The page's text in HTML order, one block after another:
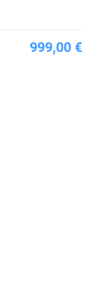
999,00 €